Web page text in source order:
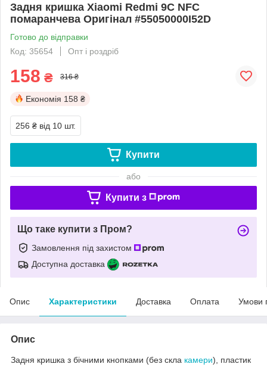
Задня кришка Xiaomi Redmi 9C NFC
помаранчева Оригінал #55050000I52D
Готово до відправки
Код: 35654
Опт і роздріб
158 ₴ 316 ₴
Економія 158 ₴
256 ₴ від 10 шт.
Купити
або
Купити з
Що таке купити з Пром?
Замовлення під захистом
Доступна доставка
Опис Характеристики Доставка Оплата Умови
Опис
Задня кришка з бічними кнопками (без скла камери), пластик